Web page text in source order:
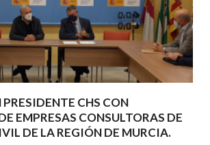
PRESIDENTE CHS CON
EMPRESAS CONSULTORAS DE
DE LA REGIÓN DE MURCIA.